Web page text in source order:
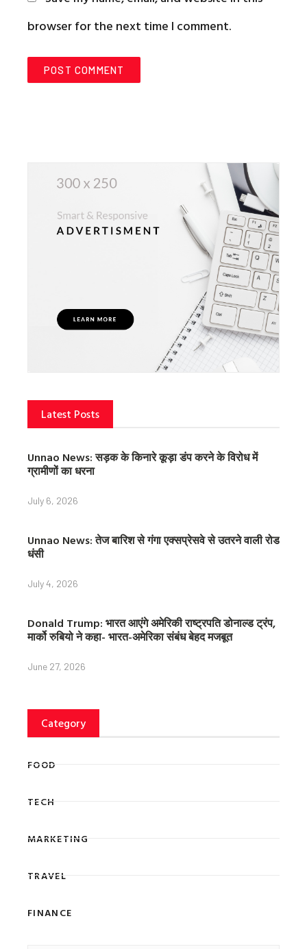
browser for the next time I comment.
Latest Posts
Unnao News: सड़क के किनारे कूड़ा डंप करने के विरोध में
ग्रामीणों का धरना
July 6, 2026
Unnao News: तेज बारिश से गंगा एक्सप्रेसवे से उतरने वाली रोड
धंसी
July 4, 2026
Donald Trump: भारत आएंगे अमेरिकी राष्ट्रपति डोनाल्ड ट्रंप,
मार्को रुबियो ने कहा- भारत-अमेरिका संबंध बेहद मजबूत
June 27, 2026
Category
FOOD
TECH
MARKETING
TRAVEL
FINANCE